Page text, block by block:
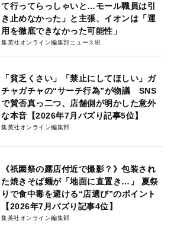
て行ってらっしゃいと…モール職員は引
き止めなかった」と主張、イオンは「運
用を徹底できなかった可能性」
集英社オンライン編集部ニュース班
「貧乏くさい」「禁止にしてほしい」ガ
チャガチャの“サーチ行為”が物議 SNS
で賛否真っ二つ、店舗側が明かした意外
な本音【2026年7月バズり記事5位】
集英社オンライン編集部
《祇園祭の露店付近で撮影？》包装され
た焼きそば麺が「地面に直置き…」 夏祭
りで食中毒を避ける“店選び”のポイント
【2026年7月バズり記事4位】
集英社オンライン編集部